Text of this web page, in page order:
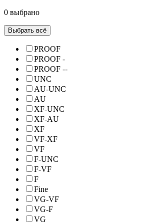
0 выбрано
Выбрать всё
PROOF
PROOF -
PROOF --
UNC
AU-UNC
AU
XF-UNC
XF-AU
XF
VF-XF
VF
F-UNC
F-VF
F
Fine
VG-VF
VG-F
VG